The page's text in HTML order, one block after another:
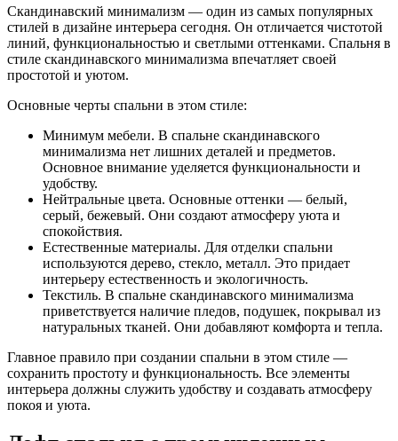
Скандинавский минимализм — один из самых популярных
стилей в дизайне интерьера сегодня. Он отличается чистотой
линий, функциональностью и светлыми оттенками. Спальня в
стиле скандинавского минимализма впечатляет своей
простотой и уютом.
Основные черты спальни в этом стиле:
Минимум мебели. В спальне скандинавского
минимализма нет лишних деталей и предметов.
Основное внимание уделяется функциональности и
удобству.
Нейтральные цвета. Основные оттенки — белый,
серый, бежевый. Они создают атмосферу уюта и
спокойствия.
Естественные материалы. Для отделки спальни
используются дерево, стекло, металл. Это придает
интерьеру естественность и экологичность.
Текстиль. В спальне скандинавского минимализма
приветствуется наличие пледов, подушек, покрывал из
натуральных тканей. Они добавляют комфорта и тепла.
Главное правило при создании спальни в этом стиле —
сохранить простоту и функциональность. Все элементы
интерьера должны служить удобству и создавать атмосферу
покоя и уюта.